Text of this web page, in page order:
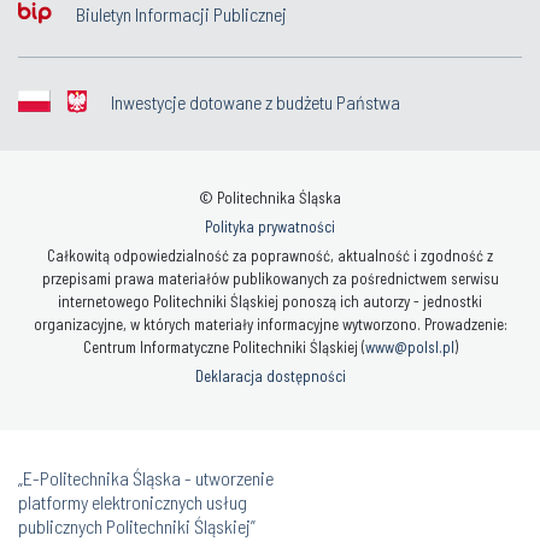
Biuletyn Informacji Publicznej
Inwestycje dotowane z budżetu Państwa
© Politechnika Śląska
Polityka prywatności
Całkowitą odpowiedzialność za poprawność, aktualność i zgodność z
przepisami prawa materiałów publikowanych za pośrednictwem serwisu
internetowego Politechniki Śląskiej ponoszą ich autorzy - jednostki
organizacyjne, w których materiały informacyjne wytworzono. Prowadzenie:
Centrum Informatyczne Politechniki Śląskiej (www@polsl.pl)
Deklaracja dostępności
„E-Politechnika Śląska - utworzenie
platformy elektronicznych usług
publicznych Politechniki Śląskiej”